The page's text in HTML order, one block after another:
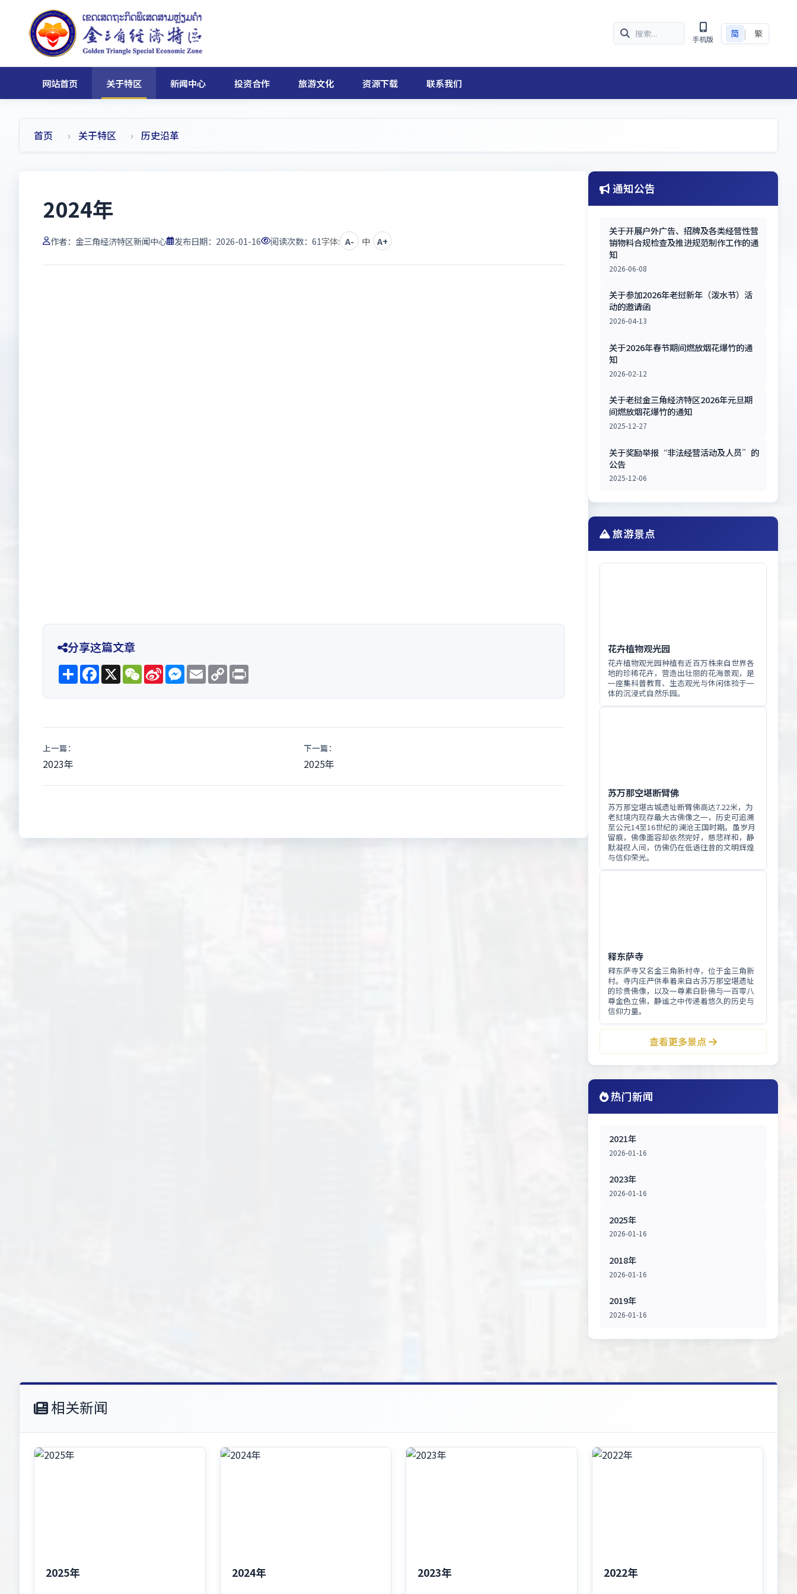
手机版
简 | 繁
网站首页 关于特区 新闻中心 投资合作 旅游文化 资源下载 联系我们
首页 关于特区 历史沿革
2024年
作者： 金三角经济特区新闻中心 发布日期：2026-01-16 阅读次数： 61字体: A- 中 A+
分享这篇文章
ShareFacebook
X WeChat
Sina
Weibo
Messenger
EmailCopy
Link
上一篇：
2023年
下一篇：
2025年
通知公告
关于开展户外广告、招牌及各类经营性营
销物料合规检查及推进规范制作工作的通
知
2026-06-08
关于参加2026年老挝新年（泼水节）活
动的邀请函
2026-04-13
关于2026年春节期间燃放烟花爆竹的通
知
2026-02-12
关于老挝金三角经济特区2026年元旦期
间燃放烟花爆竹的通知
2025-12-27
关于奖励举报“非法经营活动及人员”的
公告
2025-12-06
旅游景点
花卉植物观光园
花卉植物观光园种植有近百万株来自世界各
地的珍稀花卉，营造出壮丽的花海景观，是
一座集科普教育、生态观光与休闲体验于一
体的沉浸式自然乐园。
苏万那空堪断臂佛
苏万那空堪古城遗址断臂佛高达7.22米，为
老挝境内现存最大古佛像之一，历史可追溯
至公元14至16世纪的澜沧王国时期。虽岁月
留痕，佛像面容却依然完好，慈悲祥和，静
默凝视人间，仿佛仍在低语往昔的文明辉煌
与信仰荣光。
释东萨寺
释东萨寺又名金三角新村寺，位于金三角新
村。寺内庄严供奉着来自古苏万那空堪遗址
的珍贵佛像，以及一尊素白卧佛与一百零八
尊金色立佛，静谧之中传递着悠久的历史与
信仰力量。
查看更多景点
热门新闻
2021年
2026-01-16
2023年
2026-01-16
2025年
2026-01-16
2018年
2026-01-16
2019年
2026-01-16
相关新闻
2025年 2024年 2023年 2022年